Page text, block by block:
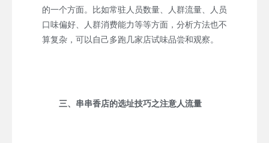
的一个方面。比如常驻人员数量、人群流量、人员
口味偏好、人群消费能力等等方面，分析方法也不
算复杂，可以自己多跑几家店试味品尝和观察。
三、串串香店的选址技巧之注意人流量